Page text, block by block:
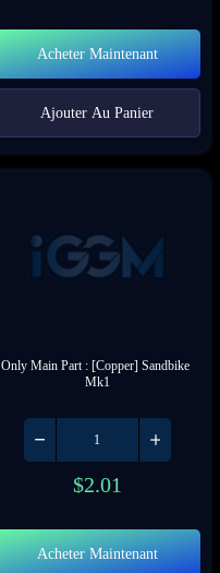
Acheter Maintenant
Ajouter Au Panier
Only Main Part : [Copper] Sandbike
Mk1
$2.01
Acheter Maintenant